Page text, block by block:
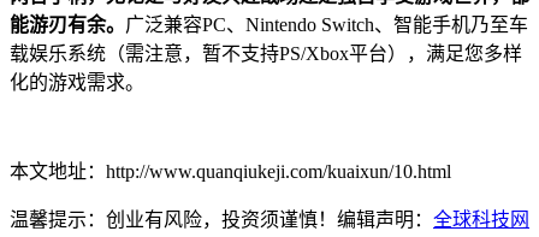
能游刃有余。 广泛兼容PC、Nintendo Switch、智能手机乃至车
载娱乐系统（需注意，暂不支持PS/Xbox平台），满足您多样
化的游戏需求。
本文地址：http://www.quanqiukeji.com/kuaixun/10.html
温馨提示：创业有风险，投资须谨慎！编辑声明： 全球科技网